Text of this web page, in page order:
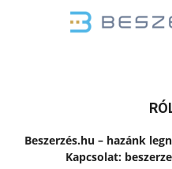
Beszerzés.hu – hazánk
Kapcsolat: